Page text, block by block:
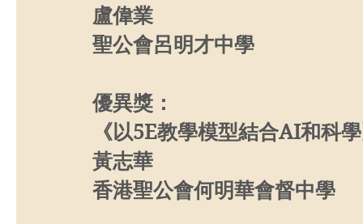
盧偉業
聖公會呂明才中學
優異獎：
《以5E教學模型結合AI和科
黃志華
香港聖公會何明華會督中學